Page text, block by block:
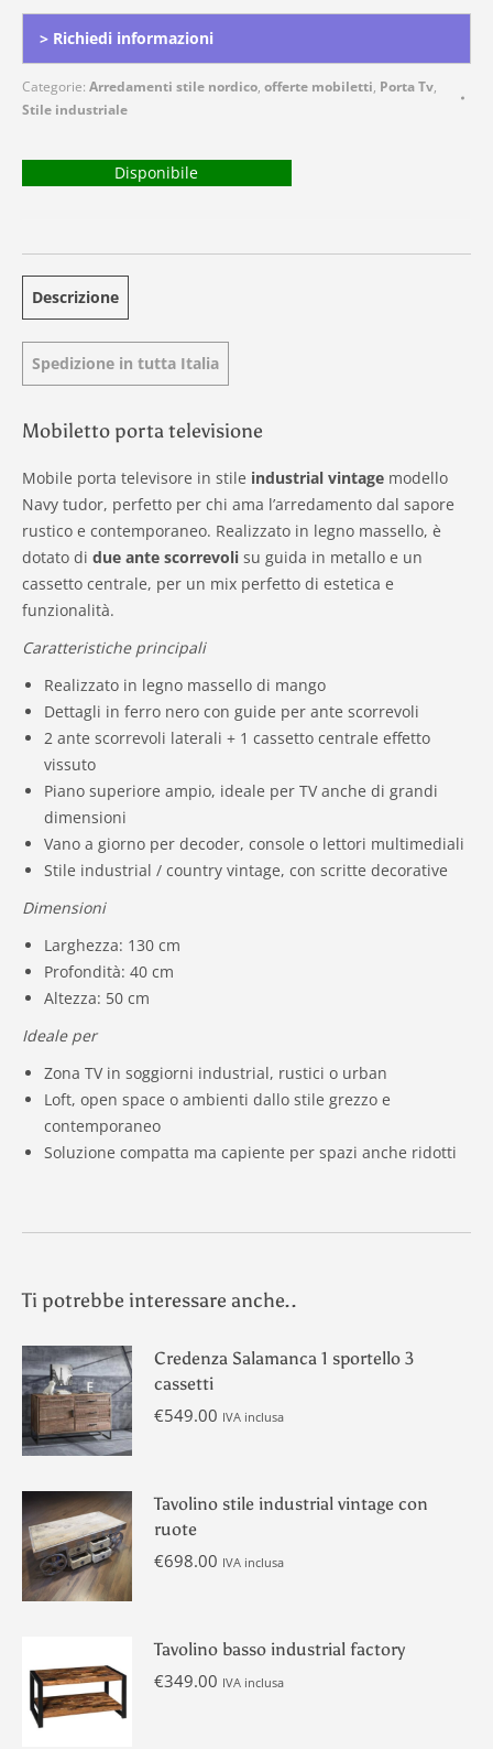
> Richiedi informazioni
Categorie: Arredamenti stile nordico, offerte mobiletti, Porta Tv,
Stile industriale
Disponibile
Descrizione
Spedizione in tutta Italia
Mobiletto porta televisione
Mobile porta televisore in stile industrial vintage modello
Navy tudor, perfetto per chi ama l’arredamento dal sapore
rustico e contemporaneo. Realizzato in legno massello, è
dotato di due ante scorrevoli su guida in metallo e un
cassetto centrale, per un mix perfetto di estetica e
funzionalità.
Caratteristiche principali
Realizzato in legno massello di mango
Dettagli in ferro nero con guide per ante scorrevoli
2 ante scorrevoli laterali + 1 cassetto centrale effetto
vissuto
Piano superiore ampio, ideale per TV anche di grandi
dimensioni
Vano a giorno per decoder, console o lettori multimediali
Stile industrial / country vintage, con scritte decorative
Dimensioni
Larghezza: 130 cm
Profondità: 40 cm
Altezza: 50 cm
Ideale per
Zona TV in soggiorni industrial, rustici o urban
Loft, open space o ambienti dallo stile grezzo e
contemporaneo
Soluzione compatta ma capiente per spazi anche ridotti
Ti potrebbe interessare anche..
Credenza Salamanca 1 sportello 3
cassetti
€549.00 IVA inclusa
Tavolino stile industrial vintage con
ruote
€698.00 IVA inclusa
Tavolino basso industrial factory
€349.00 IVA inclusa